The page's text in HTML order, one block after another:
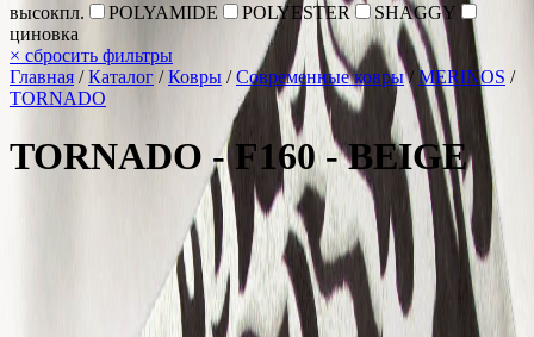
высокпл.
POLYAMIDE POLYESTER
SHAGGY
циновка
× сбросить фильтры
Главная /Каталог /Ковры /Современные ковры/ MERINOS /
TORNADO
TORNADO - F160 - BEIGE